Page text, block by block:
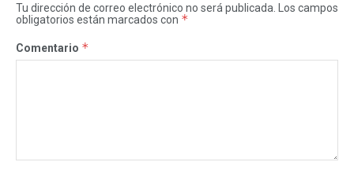
Tu dirección de correo electrónico no será publicada.
Los campos
obligatorios están marcados con *
Comentario *